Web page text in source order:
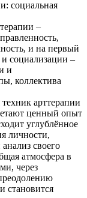
социальная
–
и на первый
и социализации –
и
коллектива
арттерапии
ценный опыт
углублённое
личности,
своего
атмосфера в
через
становится